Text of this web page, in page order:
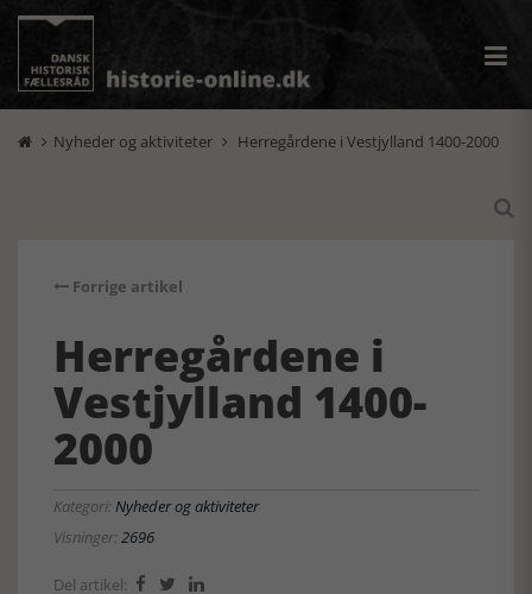
 Nyheder og aktiviteter  Herregårdene i Vestjylland 1400-2000

Forrige artikel
Herregårdene i
Vestjylland 1400-
2000
Kategori:Nyheder og aktiviteter
Visninger:2696
Del artikel:   